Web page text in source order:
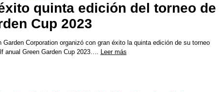
quinta edición del torneo de
Cup 2023
Garden Corporation organizó con gran éxito la quinta edición de su torneo
anual Green Garden Cup 2023…. Leer más